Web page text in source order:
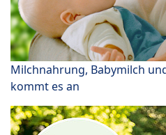
Milchnahrung, Babymilch
kommt es an